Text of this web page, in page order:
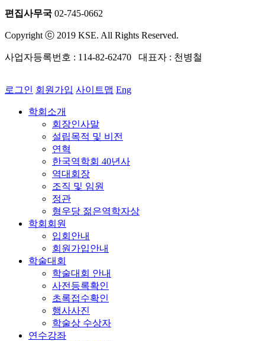
편집사무국 02-745-0662
Copyright ⓒ 2019 KSE. All Rights Reserved.
사업자등록번호 : 114-82-62470 대표자 : 천병철
로그인 회원가입 사이트맵 Eng
학회소개
회장인사말
설립목적 및 비전
연혁
한국역학회 40년사
역대회장
조직 및 임원
정관
형우당 젊은역학자상
학회회원
입회안내
회원가입안내
학술대회
학술대회 안내
사전등록확인
초록접수확인
행사사진
학술상 수상자
연수강좌